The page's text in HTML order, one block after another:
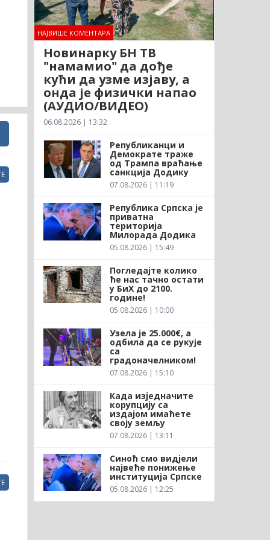
НАЈВИШЕ КОМЕНТАРА
Новинарку БН ТВ
"намамио" да дође
кући да узме изјаву, а
онда је физички напао
(АУДИО/ВИДЕО)
06.08.2026 | 13:32
Републиканци и
Демократе траже
од Трампа враћање
санкција Додику
07.08.2026 | 11:19
Република Српска је
приватна
територија
Милорада Додика
05.08.2026 | 15:49
Погледајте колико
ће нас тачно остати
у БиХ до 2100.
године!
05.08.2026 | 10:00
Узела је 25.000€, а
одбила да се рукује
са
градоначелником!
07.08.2026 | 15:10
Када изједначите
корупцију са
издајом имаћете
своју земљу
07.08.2026 | 13:11
Синоћ смо видјели
највеће понижење
институција Српске
05.08.2026 | 12:25